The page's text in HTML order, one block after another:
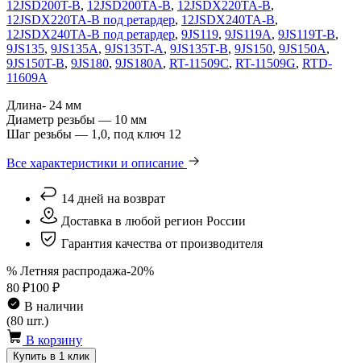
12JSD200T-B, 12JSD200TA-B, 12JSDX220TA-B,
12JSDX220TA-B под ретардер, 12JSDX240TA-B,
12JSDX240TA-B под ретардер, 9JS119, 9JS119A, 9JS119T-B,
9JS135, 9JS135A, 9JS135T-A, 9JS135T-B, 9JS150, 9JS150A,
9JS150T-B, 9JS180, 9JS180A, RT-11509C, RT-11509G, RTD-
11609A
Длина- 24 мм
Диаметр резьбы — 10 мм
Шаг резьбы — 1,0, под ключ 12
Все характеристики и описание
14 дней на возврат
Доставка в любой регион России
Гарантия качества от производителя
% Летняя распродажа-20%
80 ₽100 ₽
В наличии
(80 шт.)
В корзину
Купить в 1 клик